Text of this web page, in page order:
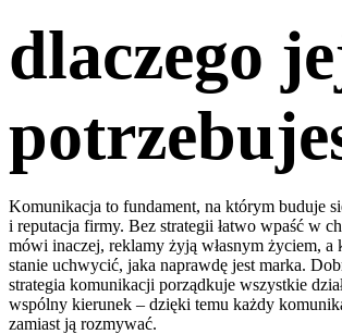
dlaczego
Komunikacja to fundament, na którym buduje
i reputacja firmy. Bez strategii łatwo wpaść w
mówi inaczej, reklamy żyją własnym życiem, a
stanie uchwycić, jaka naprawdę jest marka.
strategia komunikacji porządkuje wszystkie
wspólny kierunek – dzięki temu każdy
zamiast ją rozmywać.